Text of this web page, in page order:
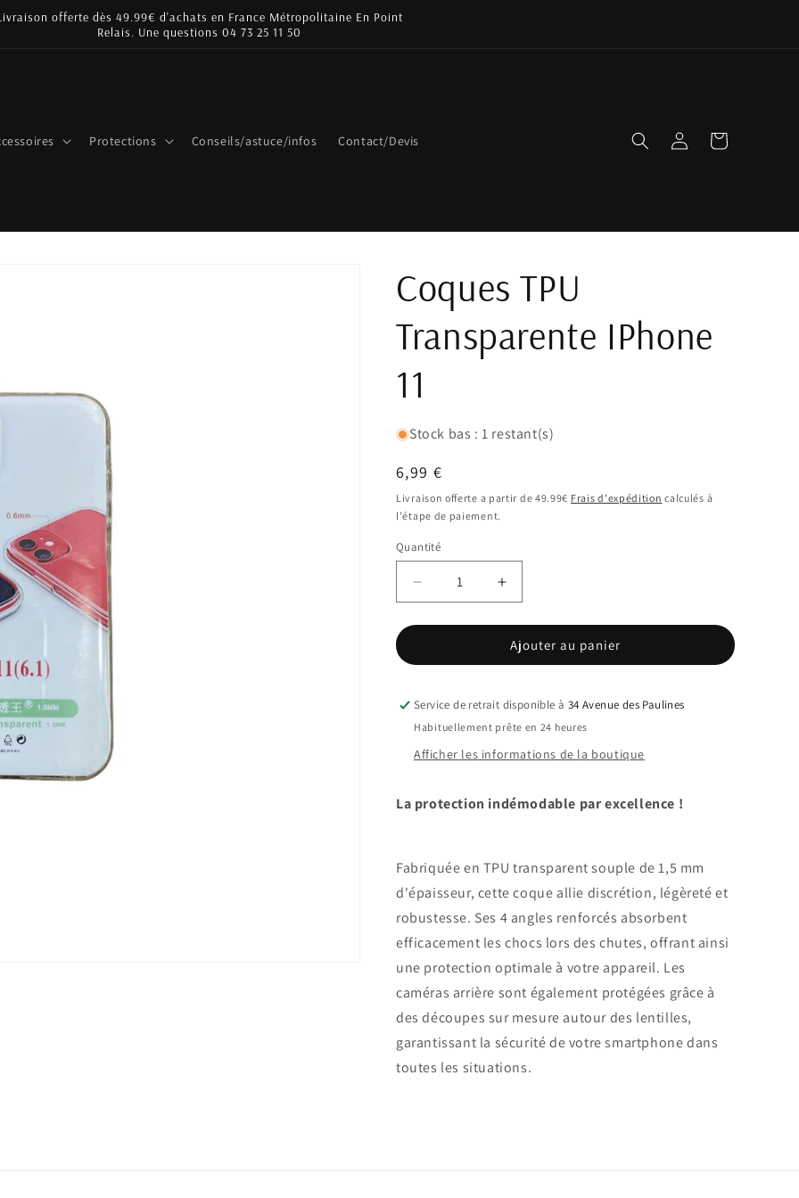
offerte dès 49.99€ d'achats en France Métropolitaine En Point
Relais. Une questions 04 73 25 11 50
Protections Conseils/astuce/infos Contact/Devis Connexion Panier
Coques TPU
Transparente IPhone
11
Stock bas : 1 restant(s)
Prix
habituel
6,99 €
Livraison offerte a partir de 49.99€ Frais d'expédition calculés à
l'étape de paiement.
Quantité
Réduire
la
quantité
Coques
Transparente
IPhone
Augmenter
la
quantité
de
Coques
Transparente
IPhone
Ajouter au panier
Service de retrait disponible à 34 Avenue des Paulines
Habituellement prête en 24 heures
Afficher les informations de la boutique
La protection indémodable par excellence !
Fabriquée en TPU transparent souple de 1,5 mm
d'épaisseur, cette coque allie discrétion, légèreté et
robustesse. Ses 4 angles renforcés absorbent
efficacement les chocs lors des chutes, offrant ainsi
une protection optimale à votre appareil. Les
caméras arrière sont également protégées grâce à
des découpes sur mesure autour des lentilles,
garantissant la sécurité de votre smartphone dans
toutes les situations.